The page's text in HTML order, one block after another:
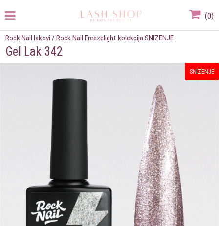
(0)
Rock Nail lakovi /Rock Nail Freezelight kolekcija SNIZENJE
Gel Lak 342
SNIZENJE